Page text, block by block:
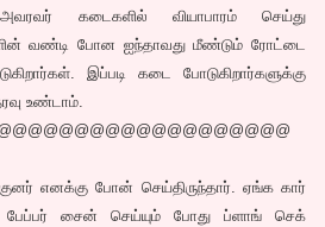
கடைகளில் வியாபாரம் செய்து
வண்டி போன ஐந்தாவது மீண்டும் ரோட்டை
இப்படி கடை போடுகிறார்களுக்கு
உண்டாம்.
எனக்கு போன் செய்திருந்தார். ஏங்க கார்
சைன் செய்யும் போது ப்ளாங் செக்